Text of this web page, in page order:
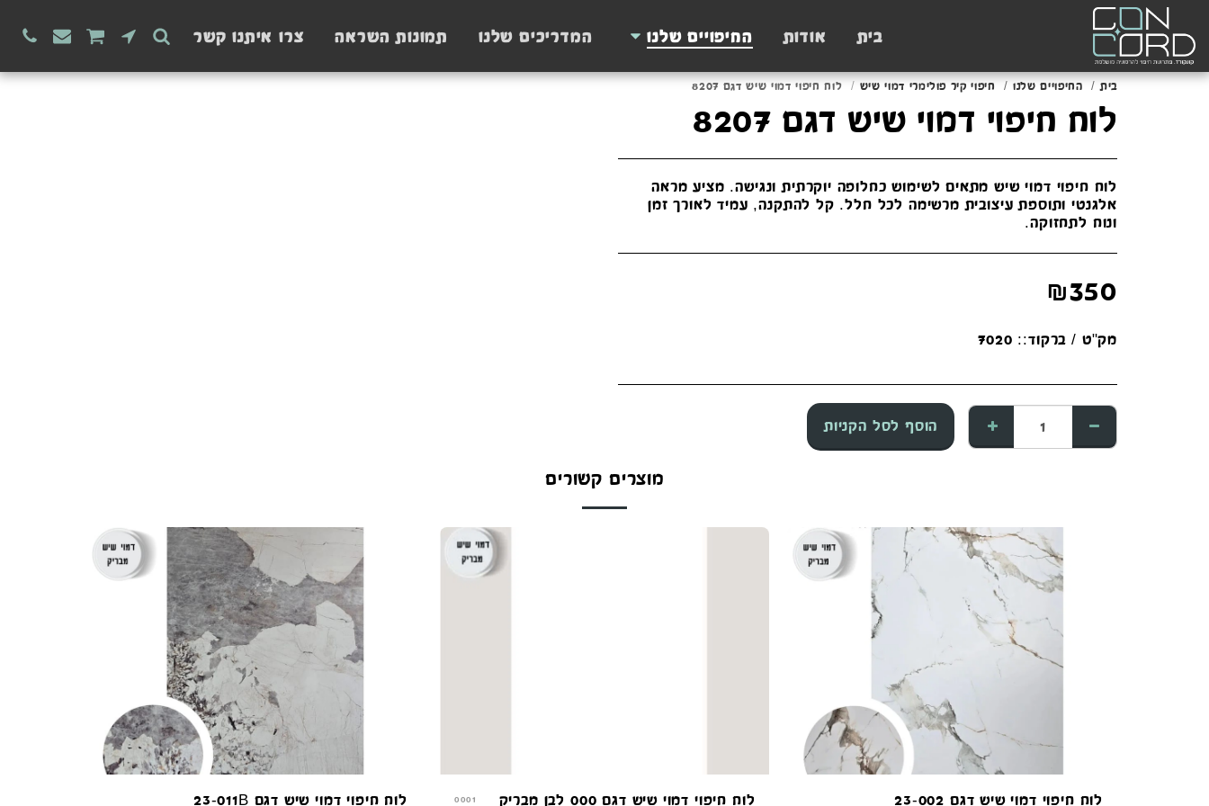
בית אודות החיפויים שלנו המדריכים שלנו תמונות השראה צרו איתנו קשר
בית החיפויים שלנו חיפוי קיר פולימרי דמוי שיש לוח חיפוי דמוי שיש דגם 8207
לוח חיפוי דמוי שיש דגם 8207
לוח חיפוי דמוי שיש מתאים לשימוש כחלופה יוקרתית ונגישה. מציע מראה
אלגנטי ותוספת עיצובית מרשימה לכל חלל. קל להתקנה, עמיד לאורך זמן
ונוח לתחזוקה.
₪350
מק"ט / ברקוד:: 7020
הוסף לסל הקניות
מוצרים קשורים
לוח חיפוי דמוי שיש דגם 23-002 לוח חיפוי דמוי שיש דגם 000 לבן מבריק 0001 לוח חיפוי דמוי שיש דגם 23-011B
קונקורד — יועץ חיפויים
מקוון עכשיו